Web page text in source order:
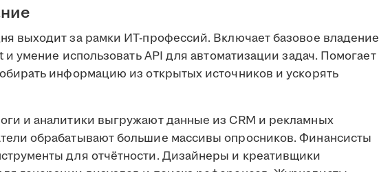
выходит за рамки ИТ-профессий. Включает базовое владение
и умение использовать API для автоматизации задач. Помогает
информацию из открытых источников и ускорять
и аналитики выгружают данные из CRM и рекламных
обрабатывают большие массивы опросников. Финансисты
для отчётности. Дизайнеры и креативщики